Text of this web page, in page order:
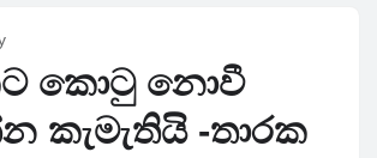
කොටු නොවී
කැමැතියි -තාරක